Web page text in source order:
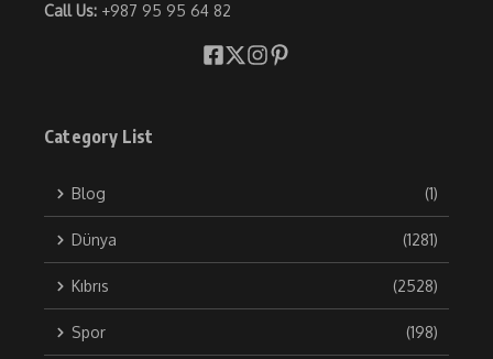
Call Us: +987 95 95 64 82
Category List
Blog (1)
Dünya (1281)
Kıbrıs (2528)
Spor (198)